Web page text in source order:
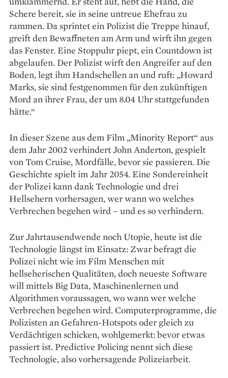
Schere bereit, sie in seine untreue Ehefrau zu
rammen. Da sprintet ein Polizist die Treppe hinauf,
greift den Bewaffneten am Arm und wirft ihn gegen
das Fenster. Eine Stoppuhr piept, ein Countdown ist
abgelaufen. Der Polizist wirft den Angreifer auf den
Boden, legt ihm Handschellen an und ruft: „Howard
Marks, sie sind festgenommen für den zukünftigen
Mord an ihrer Frau, der um 8.04 Uhr stattgefunden
hätte.“
In dieser Szene aus dem Film „Minority Report“ aus
dem Jahr 2002 verhindert John Anderton, gespielt
von Tom Cruise, Mordfälle, bevor sie passieren. Die
Geschichte spielt im Jahr 2054. Eine Sondereinheit
der Polizei kann dank Technologie und drei
Hellsehern vorhersagen, wer wann wo welches
Verbrechen begehen wird – und es so verhindern.
Zur Jahrtausendwende noch Utopie, heute ist die
Technologie längst im Einsatz: Zwar befragt die
Polizei nicht wie im Film Menschen mit
hellseherischen Qualitäten, doch neueste Software
will mittels Big Data, Maschinenlernen und
Algorithmen voraussagen, wo wann wer welche
Verbrechen begehen wird. Computer­programme, die
Polizisten an Gefahren-Hotspots oder gleich zu
Verdächtigen schicken, wohlgemerkt: bevor etwas
passiert ist. Predictive Policing nennt sich diese
Technologie, also vorhersagende Polizeiarbeit.